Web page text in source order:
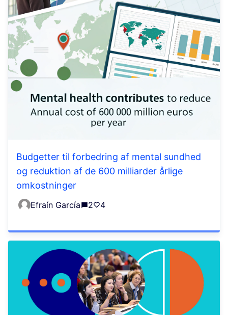
Budgetter til forbedring af mental sundhed
og reduktion af de 600 milliarder årlige
omkostninger
Efraín García 2 4